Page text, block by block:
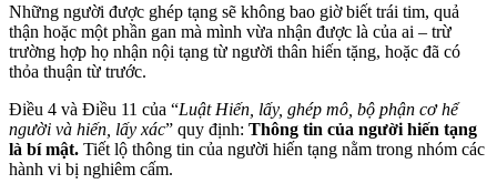
Những người được ghép tạng sẽ không bao giờ biết trái tim, quả
thận hoặc một phần gan mà mình vừa nhận được là của ai – trừ
trường hợp họ nhận nội tạng từ người thân hiến tặng, hoặc đã có
thỏa thuận từ trước.
Điều 4 và Điều 11 của “Luật Hiến, lấy, ghép mô, bộ phận cơ hể
người và hiến, lấy xác” quy định: Thông tin của người hiến tạng
là bí mật. Tiết lộ thông tin của người hiến tạng nằm trong nhóm các
hành vi bị nghiêm cấm.